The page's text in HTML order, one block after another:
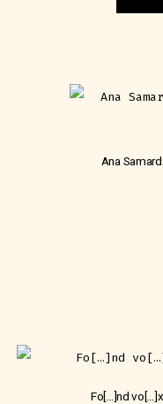
Ana
Fo[…]nd